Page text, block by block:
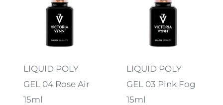
LIQUID POLY
GEL 04 Rose Air
15ml
LIQUID POLY
GEL 03 Pink Fog
15ml